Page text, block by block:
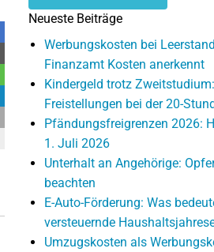
Neueste Beiträge
Werbungskosten bei
Finanzamt Kosten anerkennt
Kindergeld trotz
Freistellungen bei der 20-
Pfändungsfreigrenzen 2026:
1. Juli 2026
Unterhalt an Angehörige:
beachten
E-Auto-Förderung: Was
versteuernde
Umzugskosten als